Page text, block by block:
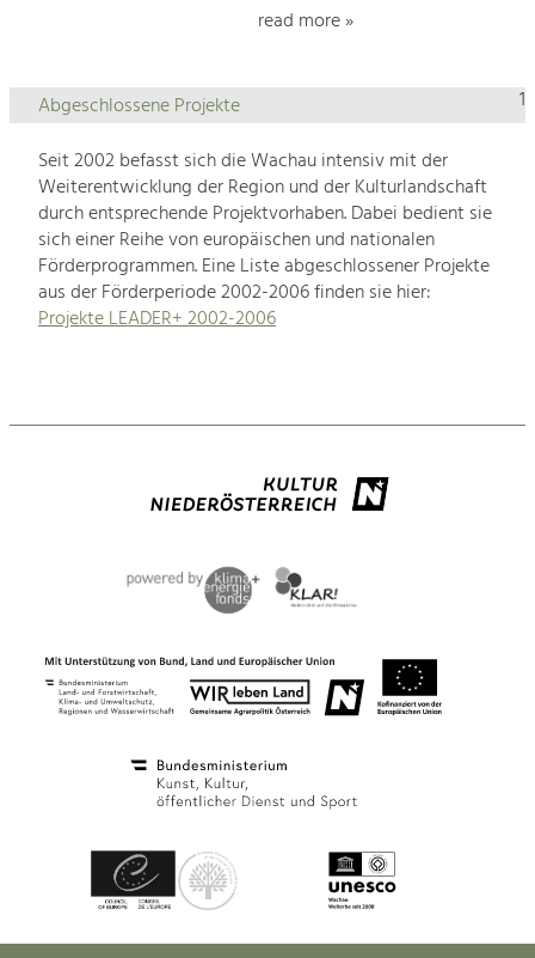
read more »
1
Abgeschlossene Projekte
Seit 2002 befasst sich die Wachau intensiv mit der
Weiterentwicklung der Region und der Kulturlandschaft
durch entsprechende Projektvorhaben. Dabei bedient sie
sich einer Reihe von europäischen und nationalen
Förderprogrammen. Eine Liste abgeschlossener Projekte
aus der Förderperiode 2002-2006 finden sie hier:
Projekte LEADER+ 2002-2006